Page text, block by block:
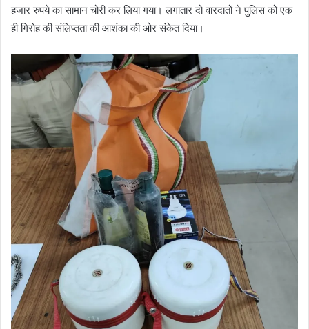
हजार रुपये का सामान चोरी कर लिया गया। लगातार दो वारदातों ने पुलिस को एक
ही गिरोह की संलिप्तता की आशंका की ओर संकेत दिया।